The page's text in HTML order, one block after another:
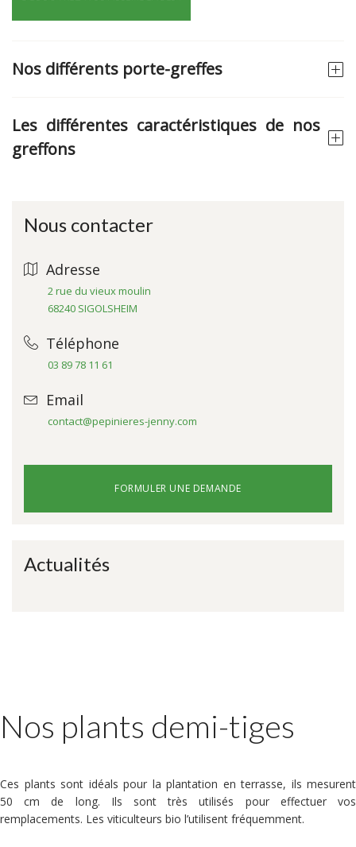
Nos différents porte-greffes
Les différentes caractéristiques de nos
greffons
Nous contacter
Adresse
2 rue du vieux moulin
68240 SIGOLSHEIM
Téléphone
03 89 78 11 61
Email
contact@pepinieres-jenny.com
FORMULER UNE DEMANDE
Actualités
Nos plants demi-tiges
Ces plants sont idéals pour la plantation en terrasse, ils mesurent
50 cm de long. Ils sont très utilisés pour effectuer vos
remplacements. Les viticulteurs bio l’utilisent fréquemment.